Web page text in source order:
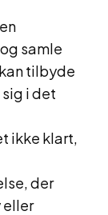
samle
tilbyde
i det
ikke klart,
der
eller